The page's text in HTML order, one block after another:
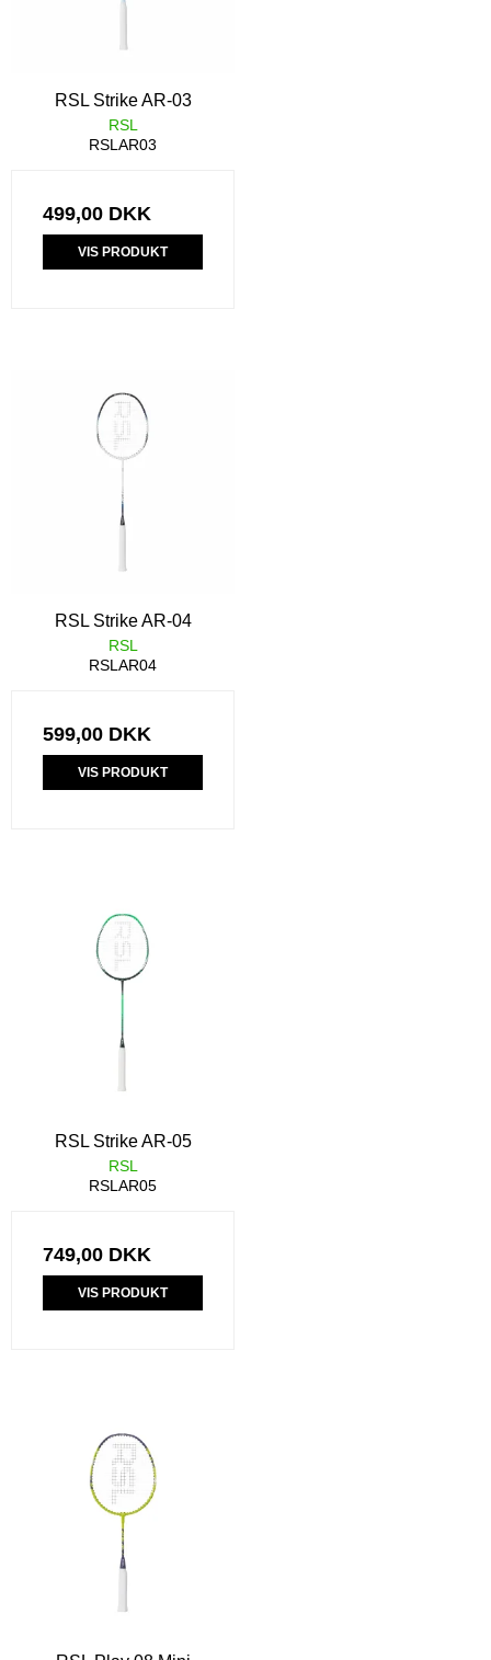
RSL Strike AR-03
RSL
RSLAR03
499,00 DKK
VIS PRODUKT
RSL Strike AR-04
RSL
RSLAR04
599,00 DKK
VIS PRODUKT
RSL Strike AR-05
RSL
RSLAR05
749,00 DKK
VIS PRODUKT